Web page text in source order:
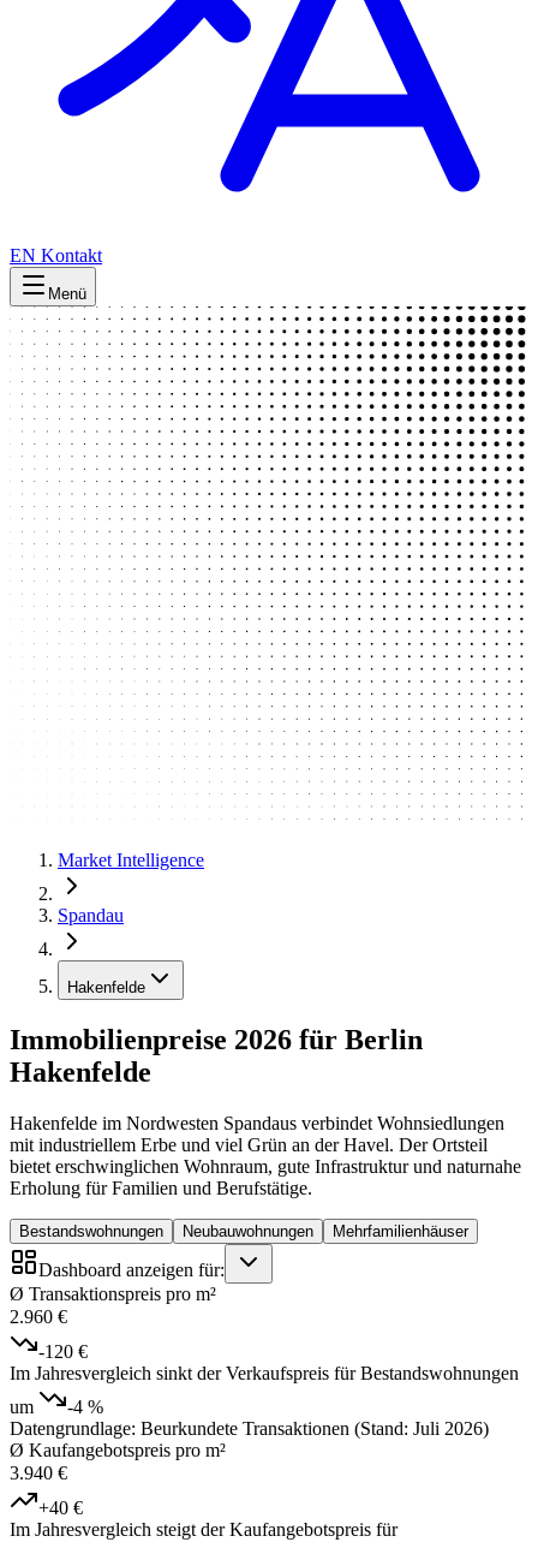
EN Kontakt
Menü
Market Intelligence
Spandau
Hakenfelde
Immobilienpreise 2026 für Berlin
Hakenfelde
Hakenfelde im Nordwesten Spandaus verbindet Wohnsiedlungen
mit industriellem Erbe und viel Grün an der Havel. Der Ortsteil
bietet erschwinglichen Wohnraum, gute Infrastruktur und naturnahe
Erholung für Familien und Berufstätige.
Bestandswohnungen Neubauwohnungen Mehrfamilienhäuser
Dashboard anzeigen für:
Ø Transaktionspreis pro m²
2.960 €
-120 €
Im Jahresvergleich sinkt der Verkaufspreis für Bestandswohnungen
um
-4 %
Datengrundlage: Beurkundete Transaktionen (Stand: Juli 2026)
Ø Kaufangebotspreis pro m²
3.940 €
+40 €
Im Jahresvergleich steigt der Kaufangebotspreis für